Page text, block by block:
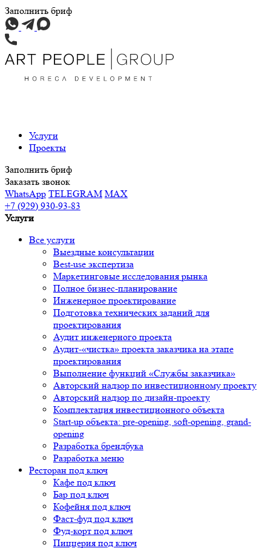
Заполнить бриф
Услуги
Проекты
Заполнить бриф
Заказать звонок
WhatsApp TELEGRAM MAX
+7 (929) 930-93-83
Услуги
Все услуги
Выездные консультации
Best-use экспертиза
Маркетинговые исследования рынка
Полное бизнес-планирование
Инженерное проектирование
Подготовка технических заданий для
проектирования
Аудит инженерного проекта
Аудит-«чистка» проекта заказчика на этапе
проектирования
Выполнение функций «Службы заказчика»
Авторский надзор по инвестиционному проекту
Авторский надзор по дизайн-проекту
Комплектация инвестиционного объекта
Start-up объекта: pre-opening, soft-opening, grand-
opening
Разработка брендбука
Разработка меню
Ресторан под ключ
Кафе под ключ
Бар под ключ
Кофейня под ключ
Фаст-фуд под ключ
Фуд-корт под ключ
Пиццерия под ключ